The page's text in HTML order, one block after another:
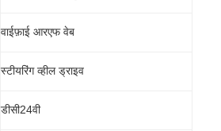
वाईफ़ाई आरएफ वेब
स्टीयरिंग व्हील ड्राइव
डीसी24वी